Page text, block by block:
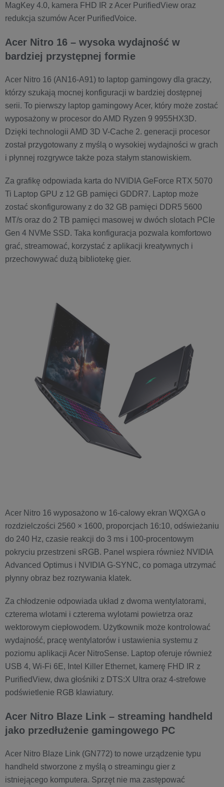
MagKey 4.0, kamera FHD IR z Acer PurifiedView oraz
redukcja szumów Acer PurifiedVoice.
Acer Nitro 16 – wysoka wydajność w
bardziej przystępnej formie
Acer Nitro 16 (AN16-A91) to laptop gamingowy dla graczy,
którzy szukają mocnej konfiguracji w bardziej dostępnej
serii. To pierwszy laptop gamingowy Acer, który może zostać
wyposażony w procesor do AMD Ryzen 9 9955HX3D.
Dzięki technologii AMD 3D V-Cache 2. generacji procesor
został przygotowany z myślą o wysokiej wydajności w grach
i płynnej rozgrywce także poza stałym stanowiskiem.
Za grafikę odpowiada karta do NVIDIA GeForce RTX 5070
Ti Laptop GPU z 12 GB pamięci GDDR7. Laptop może
zostać skonfigurowany z do 32 GB pamięci DDR5 5600
MT/s oraz do 2 TB pamięci masowej w dwóch slotach PCIe
Gen 4 NVMe SSD. Taka konfiguracja pozwala komfortowo
grać, streamować, korzystać z aplikacji kreatywnych i
przechowywać dużą bibliotekę gier.
Acer Nitro 16 wyposażono w 16-calowy ekran WQXGA o
rozdzielczości 2560 × 1600, proporcjach 16:10, odświeżaniu
do 240 Hz, czasie reakcji do 3 ms i 100-procentowym
pokryciu przestrzeni sRGB. Panel wspiera również NVIDIA
Advanced Optimus i NVIDIA G-SYNC, co pomaga utrzymać
płynny obraz bez rozrywania klatek.
Za chłodzenie odpowiada układ z dwoma wentylatorami,
czterema wlotami i czterema wylotami powietrza oraz
wektorowym ciepłowodem. Użytkownik może kontrolować
wydajność, pracę wentylatorów i ustawienia systemu z
poziomu aplikacji Acer NitroSense. Laptop oferuje również
USB 4, Wi-Fi 6E, Intel Killer Ethernet, kamerę FHD IR z
PurifiedView, dwa głośniki z DTS:X Ultra oraz 4-strefowe
podświetlenie RGB klawiatury.
Acer Nitro Blaze Link – streaming handheld
jako przedłużenie gamingowego PC
Acer Nitro Blaze Link (GN772) to nowe urządzenie typu
handheld stworzone z myślą o streamingu gier z
istniejącego komputera. Sprzęt nie ma zastępować